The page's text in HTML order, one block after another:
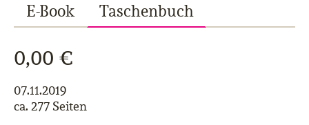
E-Book Taschenbuch
0,00 €
07.11.2019
ca. 277 Seiten